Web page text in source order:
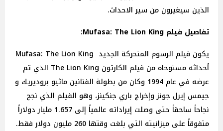
الذين سيغيرون من سير الاحداث.
تفاصيل فيلم Mufasa: The Lion King:
يكون فيلم الرسوم المتحركة الجديد Mufasa: The Lion King
أحداثه مستوحاه من فيلم الكارتون The Lion King الذي تم
عرضه في عام 1994 وكان من بطولة الفنانين ماثيو بروديريك و
جيمس إيرل جونز وإخراج باري جنكينز، وهو الفيلم الذي نجح
نجاحاً ساحقاً حتى وصلت إيراداته عالمياً إلى 1.657 مليار دولاراً
متفوقاً على ميزانيته التي بلغت وقتها 260 مليون دولار فقط.